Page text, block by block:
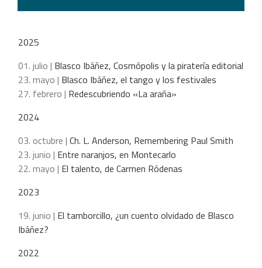
2025
01. julio | Blasco Ibáñez, Cosmópolis y la piratería editorial
23. mayo | Blasco Ibáñez, el tango y los festivales
27. febrero | Redescubriendo «La araña»
2024
03. octubre | Ch. L. Anderson, Remembering Paul Smith
23. junio | Entre naranjos, en Montecarlo
22. mayo | El talento, de Carmen Ródenas
2023
19. junio | El tamborcillo, ¿un cuento olvidado de Blasco
Ibáñez?
2022